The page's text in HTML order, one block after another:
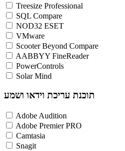
Treesize Professional
SQL Compare
NOD32 ESET
VMware
Scooter Beyond Compare
AABBYY FineReader
PowerControls
Solar Mind
תוכנת עריכת וידאו ושמע
Adobe Audition
Adobe Premier PRO
Camtasia
Snagit